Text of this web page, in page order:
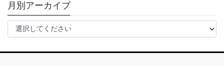
月別アーカイブ